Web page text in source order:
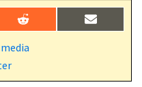
Dela
på
R
e
d
t
Dela
på
E
-
t